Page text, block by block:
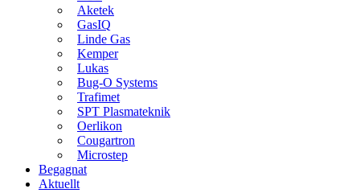
Aketek
GasIQ
Linde Gas
Kemper
Lukas
Bug-O Systems
Trafimet
SPT Plasmateknik
Oerlikon
Cougartron
Microstep
Begagnat
Aktuellt